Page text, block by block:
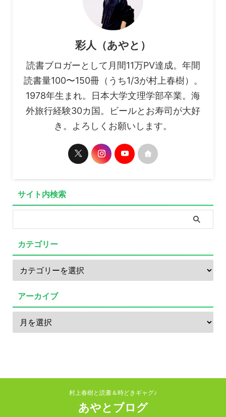
彩人（あやと）
読書ブロガーとして月間11万PV達成。年間
読書量100〜150冊（うち1/3が村上春樹）。
1978年生まれ。日本大学文理学部卒業。海
外旅行経験30カ国。ビールとお寿司が大好
き。よろしくお願いします。
サイト内検索
カテゴリー
アーカイブ
村上春樹と読書＆時どきギャグ♪
あやとブログ